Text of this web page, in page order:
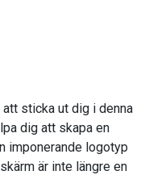
sticka ut dig i denna
dig att skapa en
imponerande logotyp
är inte längre en